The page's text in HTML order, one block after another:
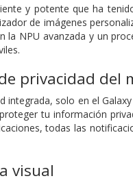
y potente que ha
de imágenes
la NPU avanzada y un
privacidad del
integrada, solo en el
tu información
todas las
visual